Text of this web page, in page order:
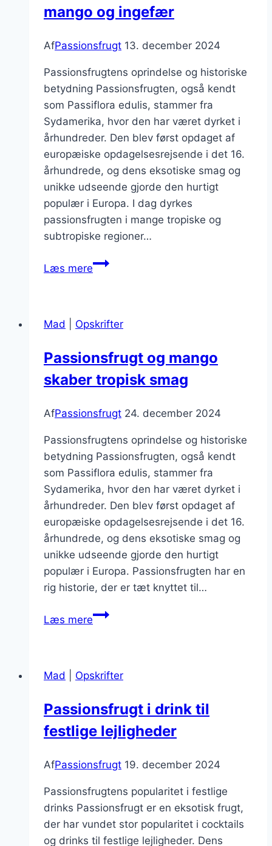
mango og ingefær
AfPassionsfrugt 13. december 2024
Passionsfrugtens oprindelse og historiske
betydning Passionsfrugten, også kendt
som Passiflora edulis, stammer fra
Sydamerika, hvor den har været dyrket i
århundreder. Den blev først opdaget af
europæiske opdagelsesrejsende i det 16.
århundrede, og dens eksotiske smag og
unikke udseende gjorde den hurtigt
populær i Europa. I dag dyrkes
passionsfrugten i mange tropiske og
subtropiske regioner…
Læs merePassionsfrugt
og
Mad Opskrifter
Passionsfrugt og mango
skaber tropisk smag
AfPassionsfrugt 24. december 2024
Passionsfrugtens oprindelse og historiske
betydning Passionsfrugten, også kendt
som Passiflora edulis, stammer fra
Sydamerika, hvor den har været dyrket i
århundreder. Den blev først opdaget af
europæiske opdagelsesrejsende i det 16.
århundrede, og dens eksotiske smag og
unikke udseende gjorde den hurtigt
populær i Europa. Passionsfrugten har en
rig historie, der er tæt knyttet til…
Læs merePassionsfrugt
tropisk
Mad Opskrifter
Passionsfrugt i drink til
festlige lejligheder
AfPassionsfrugt 19. december 2024
Passionsfrugtens popularitet i festlige
drinks Passionsfrugt er en eksotisk frugt,
der har vundet stor popularitet i cocktails
og drinks til festlige lejligheder. Dens